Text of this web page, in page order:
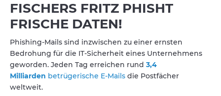
FISCHERS FRITZ PHISHT
FRISCHE DATEN!
Phishing-Mails sind inzwischen zu einer ernsten
Bedrohung für die IT-Sicherheit eines Unternehmens
geworden. Jeden Tag erreichen rund 3,4
Milliarden betrügerische E-Mails die Postfächer
weltweit.